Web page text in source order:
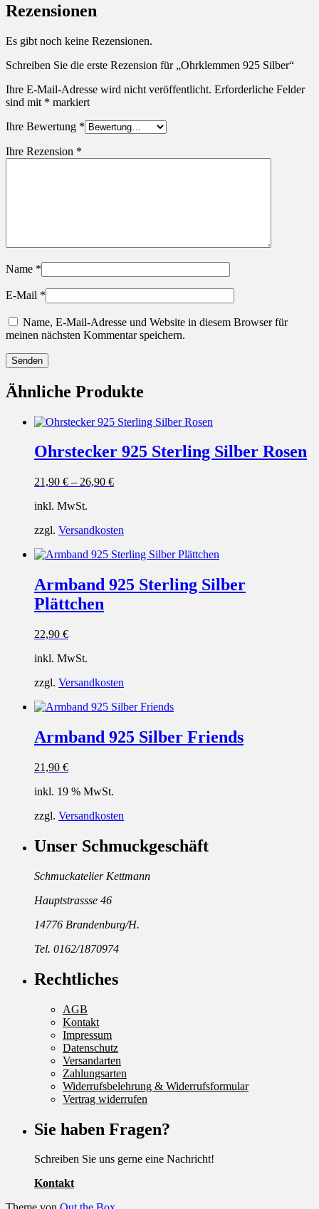
Rezensionen
Es gibt noch keine Rezensionen.
Schreiben Sie die erste Rezension für „Ohrklemmen 925 Silber“
Ihre E-Mail-Adresse wird nicht veröffentlicht. Erforderliche Felder
sind mit * markiert
Ihre Bewertung *
Ihre Rezension *
Name *
E-Mail *
Name, E-Mail-Adresse und Website in diesem Browser für
meinen nächsten Kommentar speichern.
Ähnliche Produkte
Ohrstecker 925 Sterling Silber Rosen
21,90 € – 26,90 €
inkl. MwSt.
zzgl. Versandkosten
Armband 925 Sterling Silber
Plättchen
22,90 €
inkl. MwSt.
zzgl. Versandkosten
Armband 925 Silber Friends
21,90 €
inkl. 19 % MwSt.
zzgl. Versandkosten
Unser Schmuckgeschäft
Schmuckatelier Kettmann
Hauptstrassse 46
14776 Brandenburg/H.
Tel. 0162/1870974
Rechtliches
AGB
Kontakt
Impressum
Datenschutz
Versandarten
Zahlungsarten
Widerrufsbelehrung & Widerrufsformular
Vertrag widerrufen
Sie haben Fragen?
Schreiben Sie uns gerne eine Nachricht!
Kontakt